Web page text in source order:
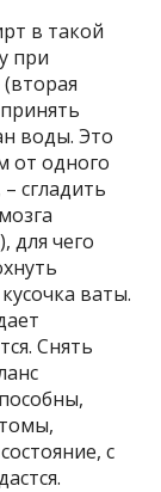
в такой
при
воды. Это
от одного
сгладить
для чего
ваты.
Снять
с